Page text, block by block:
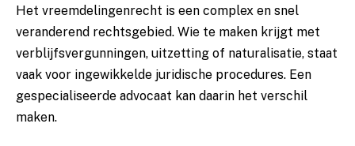
Het vreemdelingenrecht is een complex en snel
veranderend rechtsgebied. Wie te maken krijgt met
verblijfsvergunningen, uitzetting of naturalisatie, staat
vaak voor ingewikkelde juridische procedures. Een
gespecialiseerde advocaat kan daarin het verschil
maken.